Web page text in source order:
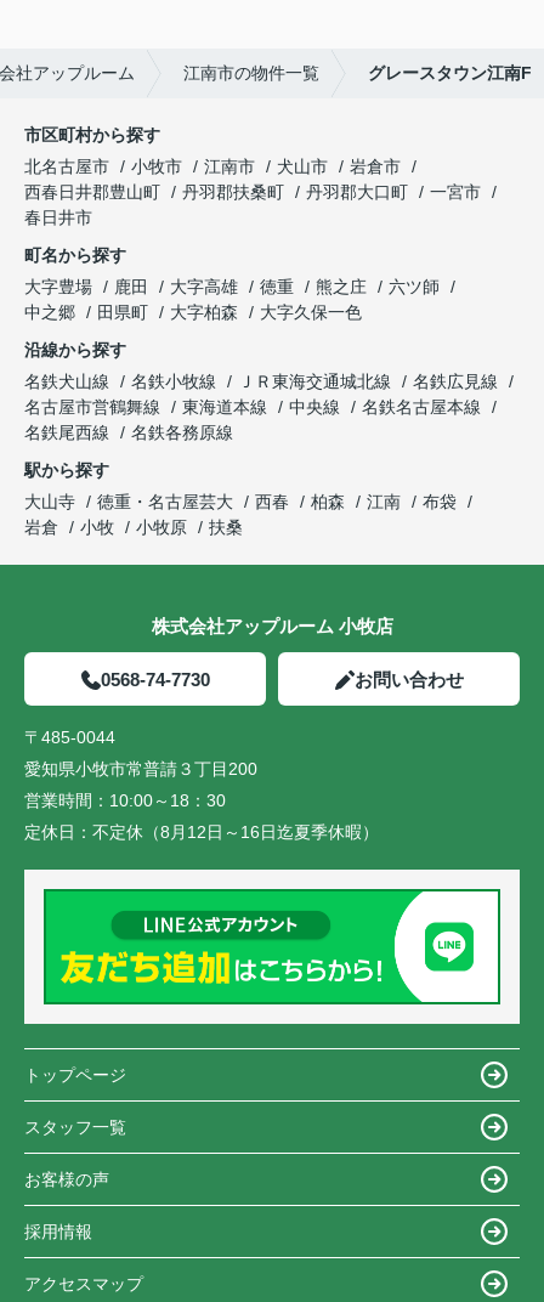
社アップルーム 江南市の物件一覧 グレースタウン江南F
市区町村から探す
北名古屋市
小牧市 江南市 犬山市
岩倉市
西春日井郡豊山町
丹羽郡扶桑町 丹羽郡大口町
一宮市
春日井市
町名から探す
大字豊場
鹿田 大字高雄 徳重 熊之庄
六ツ師
中之郷
田県町 大字柏森
大字久保一色
沿線から探す
名鉄犬山線
名鉄小牧線 ＪＲ東海交通城北線
名鉄広見線
名古屋市営鶴舞線
東海道本線 中央線
名鉄名古屋本線
名鉄尾西線
名鉄各務原線
駅から探す
大山寺
徳重・名古屋芸大 西春 柏森 江南
布袋
岩倉
小牧 小牧原 扶桑
株式会社アップルーム 小牧店
0568-74-7730 お問い合わせ
〒485-0044
愛知県小牧市常普請３丁目200
営業時間： 10:00～18：30
定休日： 不定休（8月12日～16日迄夏季休暇）
トップページ
スタッフ一覧
お客様の声
採用情報
アクセスマップ